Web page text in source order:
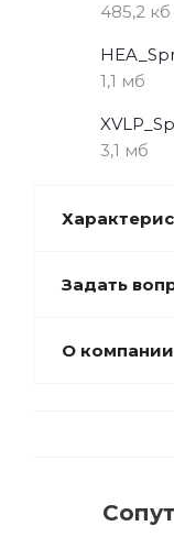
485,2 кб
1,1 мб
3,1 мб
Задать
О компании